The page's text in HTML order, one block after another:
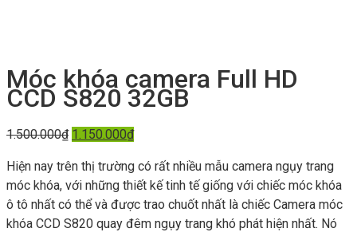
Móc khóa camera Full HD
CCD S820 32GB
1.500.000₫ 1.150.000₫
Hiện nay trên thị trường có rất nhiều mẫu camera ngụy trang
móc khóa, với những thiết kế tinh tế giống với chiếc móc khóa
ô tô nhất có thể và được trao chuốt nhất là chiếc Camera móc
khóa CCD S820 quay đêm ngụy trang khó phát hiện nhất. Nó